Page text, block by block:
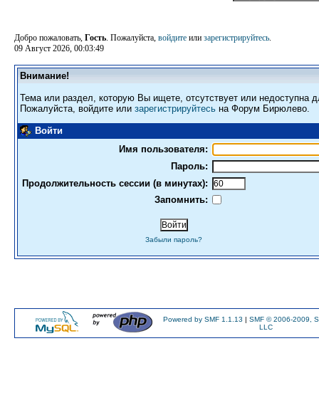
Добро пожаловать, Гость. Пожалуйста, войдите или зарегистрируйтесь.
09 Август 2026, 00:03:49
Внимание!
Тема или раздел, которую Вы ищете, отсутствует или недоступна
Пожалуйста, войдите или зарегистрируйтесь на Форум Бирюлево.
Войти
Имя пользователя:
Пароль:
Продолжительность сессии (в минутах):
Запомнить:
Забыли пароль?
Powered by SMF 1.1.13 | SMF © 2006-2009,
LLC